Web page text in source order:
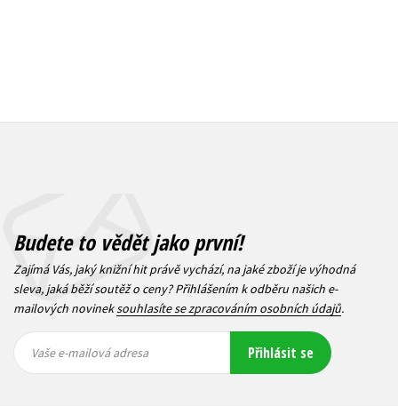
Budete to vědět jako první!
Zajímá Vás, jaký knižní hit právě vychází, na jaké zboží je výhodná
sleva, jaká běží soutěž o ceny? Přihlášením k odběru našich e-
mailových novineksouhlasíte se zpracováním osobních údajů.
mailová
mailová
Vaše e-mailová adresa Přihlásit se